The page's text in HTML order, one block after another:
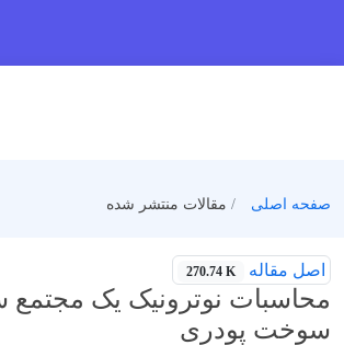
صفحه اصلی مقالات منتشر شده
اصل مقاله 270.74 K
محاسبات نوترونیک یک مجتمع
سوخت پودری